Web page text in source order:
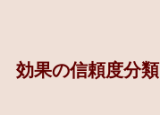
効果の信頼度分類